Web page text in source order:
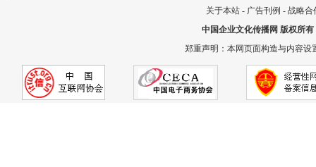
关于本站 - 广告刊例 - 战略合
中国企业文化传播网 版权所有
郑重声明：本网页面构造与内容